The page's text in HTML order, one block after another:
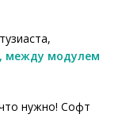
между модулем
нужно! Софт